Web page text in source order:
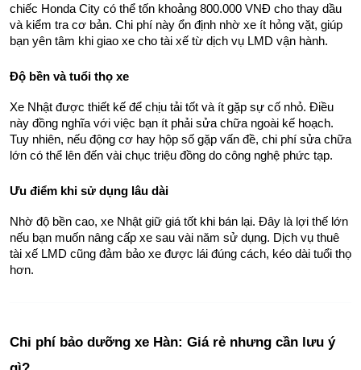
chiếc Honda City có thể tốn khoảng 800.000 VNĐ cho thay dầu
và kiểm tra cơ bản. Chi phí này ổn định nhờ xe ít hỏng vặt, giúp
bạn yên tâm khi giao xe cho tài xế từ dịch vụ LMD vận hành.
Độ bền và tuổi thọ xe
Xe Nhật được thiết kế để chịu tải tốt và ít gặp sự cố nhỏ. Điều
này đồng nghĩa với việc bạn ít phải sửa chữa ngoài kế hoạch.
Tuy nhiên, nếu động cơ hay hộp số gặp vấn đề, chi phí sửa chữa
lớn có thể lên đến vài chục triệu đồng do công nghệ phức tạp.
Ưu điểm khi sử dụng lâu dài
Nhờ độ bền cao, xe Nhật giữ giá tốt khi bán lại. Đây là lợi thế lớn
nếu bạn muốn nâng cấp xe sau vài năm sử dụng. Dịch vụ thuê
tài xế LMD cũng đảm bảo xe được lái đúng cách, kéo dài tuổi thọ
hơn.
Chi phí bảo dưỡng xe Hàn: Giá rẻ nhưng cần lưu ý